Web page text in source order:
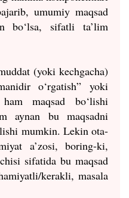
umumiy maqsad
bo‘lsa, sifatli ta’lim
(yoki kechgacha)
o‘rgatish” yoki
maqsad bo‘lishi
aynan bu maqsadni
mumkin. Lekin ota-
a’zosi, boring-ki,
sifatida bu maqsad
kerakli, masala